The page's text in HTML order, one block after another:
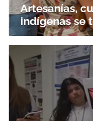
Artesanías,
indígenas se